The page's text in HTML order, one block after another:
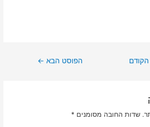
הפוסט הבא ←
שדות החובה מסומנים *